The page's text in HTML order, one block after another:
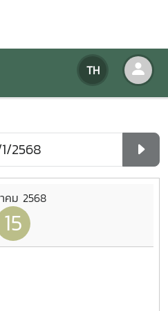
TH
งหน่วยงาน
น
คม 2568
15